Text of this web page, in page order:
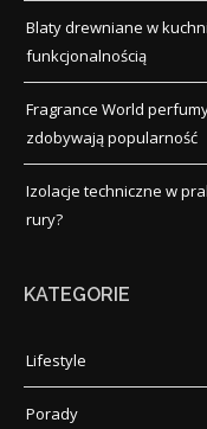
Blaty drewniane w
funkcjonalnością
Fragrance World
zdobywają popularność
Izolacje techniczne w
rury?
KATEGORIE
Lifestyle
Porady